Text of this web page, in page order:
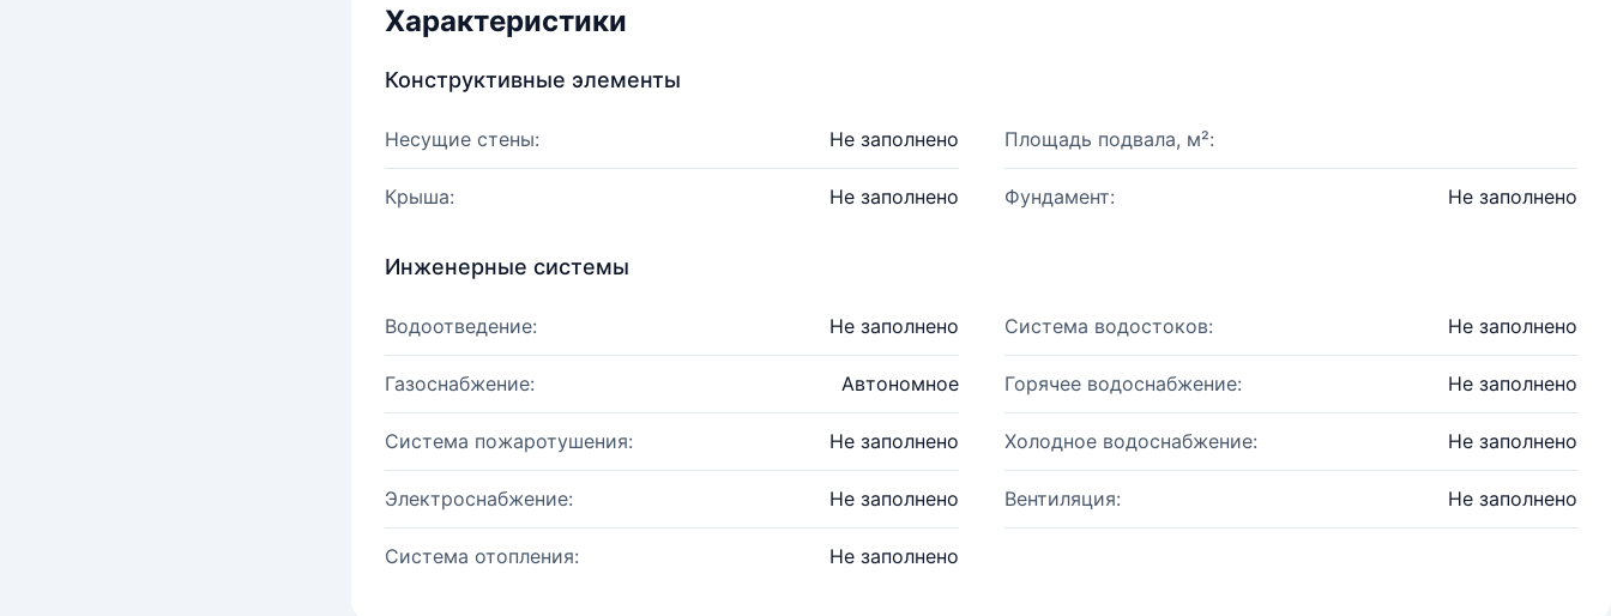
Характеристики
Конструктивные элементы
Несущие стены: Не заполнено Площадь подвала, м²:
Крыша: Не заполнено Фундамент: Не заполнено
Инженерные системы
Водоотведение: Не заполнено Система водостоков: Не заполнено
Газоснабжение: Автономное Горячее водоснабжение: Не заполнено
Система пожаротушения: Не заполнено Холодное водоснабжение: Не заполнено
Электроснабжение: Не заполнено Вентиляция: Не заполнено
Система отопления: Не заполнено